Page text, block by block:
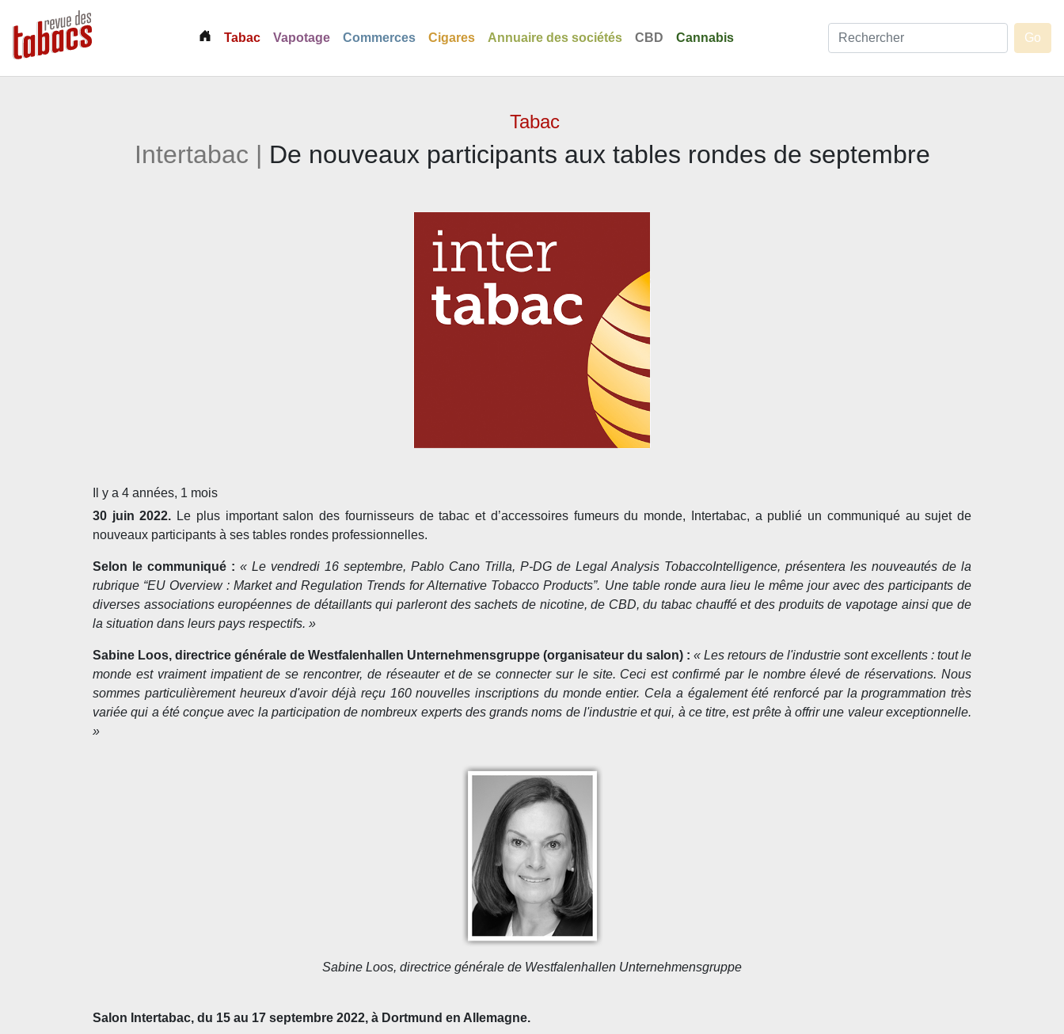
(current)
Tabac Vapotage Commerces Cigares Annuaire des sociétés CBD Cannabis
Tabac
Intertabac | De nouveaux participants aux tables rondes de septembre
Il y a 4 années, 1 mois
30 juin 2022. Le plus important salon des fournisseurs de tabac et d’accessoires fumeurs du monde, Intertabac, a publié un communiqué au sujet de
nouveaux participants à ses tables rondes professionnelles.
Selon le communiqué : « Le vendredi 16 septembre, Pablo Cano Trilla, P-DG de Legal Analysis TobaccoIntelligence, présentera les nouveautés de la
rubrique “EU Overview : Market and Regulation Trends for Alternative Tobacco Products”. Une table ronde aura lieu le même jour avec des participants de
diverses associations européennes de détaillants qui parleront des sachets de nicotine, de CBD, du tabac chauffé et des produits de vapotage ainsi que de
la situation dans leurs pays respectifs. »
Sabine Loos, directrice générale de Westfalenhallen Unternehmensgruppe (organisateur du salon) : « Les retours de l'industrie sont excellents : tout le
monde est vraiment impatient de se rencontrer, de réseauter et de se connecter sur le site. Ceci est confirmé par le nombre élevé de réservations. Nous
sommes particulièrement heureux d'avoir déjà reçu 160 nouvelles inscriptions du monde entier. Cela a également été renforcé par la programmation très
variée qui a été conçue avec la participation de nombreux experts des grands noms de l'industrie et qui, à ce titre, est prête à offrir une valeur exceptionnelle.
»
Sabine Loos, directrice générale de Westfalenhallen Unternehmensgruppe
Salon Intertabac, du 15 au 17 septembre 2022, à Dortmund en Allemagne.